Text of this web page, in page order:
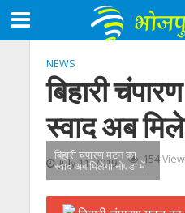
NEWS
बिहारी
स्वाद अब
July 11, 2019 154
बिहारी चंपारण मटन का
स्वाद अब मिलेगा नोएडा में